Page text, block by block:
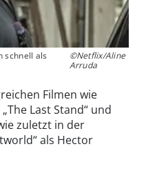
schnell als
©Netflix/Aline
Arruda
Filmen wie
Last Stand“ und
zuletzt in der
als Hector